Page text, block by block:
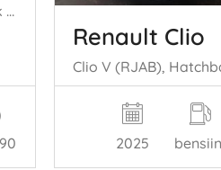
Twingo II (CN), Hatchback 3-drs, 2007 / 2014 1.2
Renault Clio
2025